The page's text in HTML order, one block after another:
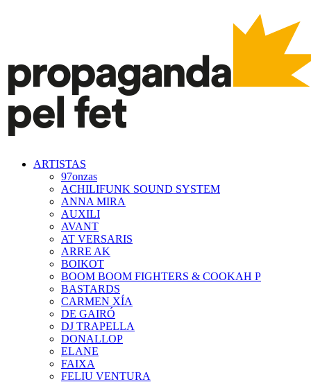
ARTISTAS
97onzas
ACHILIFUNK SOUND SYSTEM
ANNA MIRA
AUXILI
AVANT
AT VERSARIS
ARRE AK
BOIKOT
BOOM BOOM FIGHTERS & COOKAH P
BASTARDS
CARMEN XÍA
DE GAIRÓ
DJ TRAPELLA
DONALLOP
ELANE
FAIXA
FELIU VENTURA